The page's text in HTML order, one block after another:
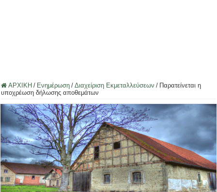
ΑΡΧΙΚΗ / Ενημέρωση / Διαχείριση Εκμεταλλεύσεων / Παρατείνεται η
υποχρέωση δήλωσης αποθεμάτων